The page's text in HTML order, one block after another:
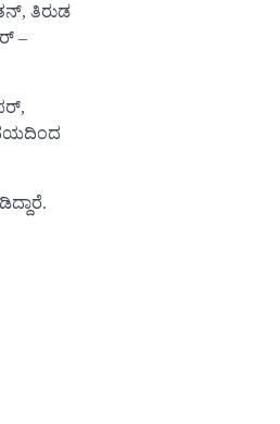
ತಿರುಡ
–